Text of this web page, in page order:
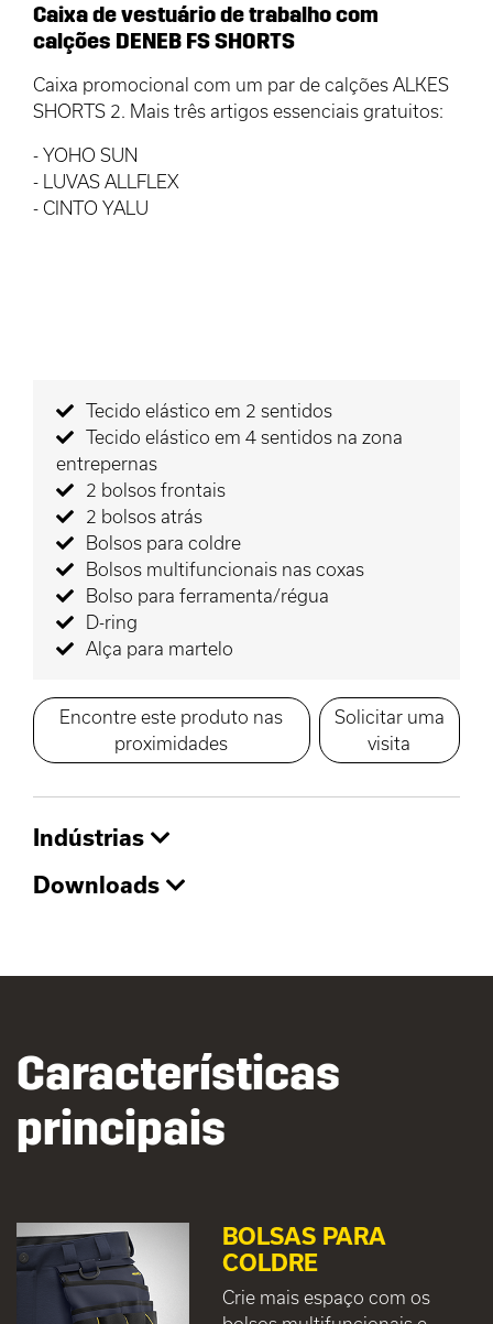
Caixa de vestuário de trabalho com
calções DENEB FS SHORTS
Caixa promocional com um par de calções ALKES
SHORTS 2. Mais três artigos essenciais gratuitos:
- YOHO SUN
- LUVAS ALLFLEX
- CINTO YALU
Tecido elástico em 2 sentidos
Tecido elástico em 4 sentidos na zona
entrepernas
2 bolsos frontais
2 bolsos atrás
Bolsos para coldre
Bolsos multifuncionais nas coxas
Bolso para ferramenta/régua
D-ring
Alça para martelo
Encontre este produto nas
proximidades
Solicitar uma
visita
Indústrias
Downloads
Características
principais
BOLSAS PARA
COLDRE
Crie mais espaço com os